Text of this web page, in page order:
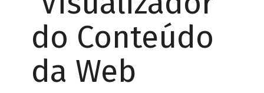
do Conteúdo
da Web